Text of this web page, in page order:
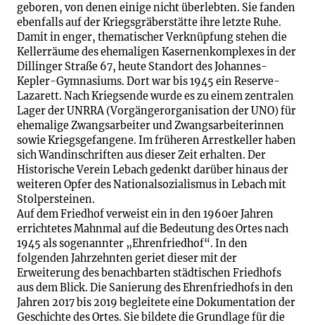
geboren, von denen einige nicht überlebten. Sie fanden
ebenfalls auf der Kriegsgräberstätte ihre letzte Ruhe.
Damit in enger, thematischer Verknüpfung stehen die
Kellerräume des ehemaligen Kasernenkomplexes in der
Dillinger Straße 67, heute Standort des Johannes-
Kepler-Gymnasiums. Dort war bis 1945 ein Reserve-
Lazarett. Nach Kriegsende wurde es zu einem zentralen
Lager der UNRRA (Vorgängerorganisation der UNO) für
ehemalige Zwangsarbeiter und Zwangsarbeiterinnen
sowie Kriegsgefangene. Im früheren Arrestkeller haben
sich Wandinschriften aus dieser Zeit erhalten. Der
Historische Verein Lebach gedenkt darüber hinaus der
weiteren Opfer des Nationalsozialismus in Lebach mit
Stolpersteinen.
Auf dem Friedhof verweist ein in den 1960er Jahren
errichtetes Mahnmal auf die Bedeutung des Ortes nach
1945 als sogenannter „Ehrenfriedhof“. In den
folgenden Jahrzehnten geriet dieser mit der
Erweiterung des benachbarten städtischen Friedhofs
aus dem Blick. Die Sanierung des Ehrenfriedhofs in den
Jahren 2017 bis 2019 begleitete eine Dokumentation der
Geschichte des Ortes. Sie bildete die Grundlage für die